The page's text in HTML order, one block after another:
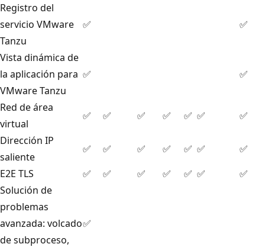
Registro del
servicio VMware
Tanzu
✅ ✅
Vista dinámica de
la aplicación para
VMware Tanzu
✅ ✅
Red de área
virtual
✅ ✅ ✅ ✅ ✅ ✅
✅
Dirección IP
saliente
✅ ✅ ✅ ✅ ✅ ✅
✅
E2E TLS
✅ ✅ ✅ ✅ ✅ ✅
✅
Solución de
problemas
avanzada: volcado
de subproceso,
✅